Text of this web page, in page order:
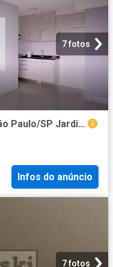
7 fotos
Apartamento para Venda em São Paulo/SP Jardim São Savério 2 Quartos
Infos do anúncio
7 fotos